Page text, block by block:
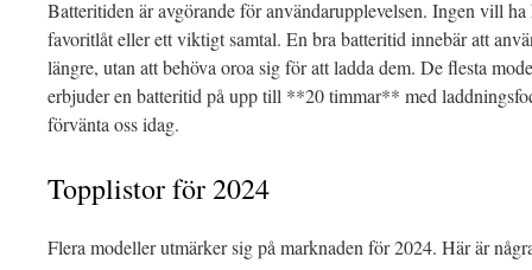
Batteritiden är avgörande för användarupplevelsen. Ingen vill
favoritlåt eller ett viktigt samtal. En bra batteritid innebär att
längre, utan att behöva oroa sig för att ladda dem. De flesta
erbjuder en batteritid på upp till **20 timmar** med
förvänta oss idag.
Topplistor för 2024
Flera modeller utmärker sig på marknaden för 2024. Här är